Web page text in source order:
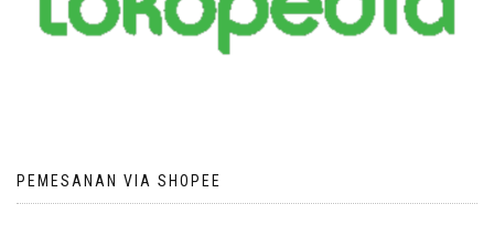
PEMESANAN VIA SHOPEE